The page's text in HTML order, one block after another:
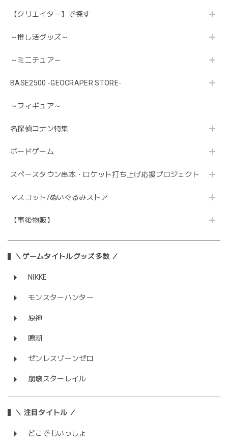
【クリエイター】で探す
～推し活グッズ～
～ミニチュア～
BASE2500 -GEOCRAPER STORE-
～フィギュア～
名探偵コナン特集
ボードゲーム
スペースタウン串本・ロケット打ち上げ応援プロジェクト
マスコット/ぬいぐるみストア
【事後物販】
＼ゲームタイトルグッズ多数 ／
NIKKE
モンスターハンター
原神
鳴潮
ゼンレスゾーンゼロ
崩壊スターレイル
＼ 注目タイトル ／
どこでもいっしょ